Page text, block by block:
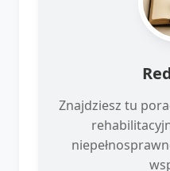
Znajdziesz tu